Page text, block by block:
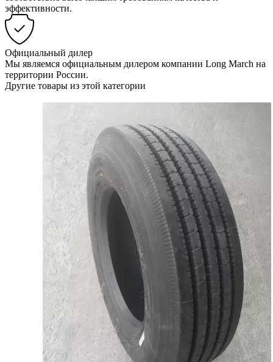
эффективности.
Официальный дилер
Мы являемся официальным дилером компании Long March на
территории России.
Другие товары из этой категории